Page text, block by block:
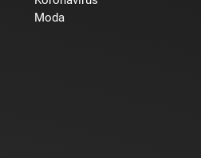
Moda